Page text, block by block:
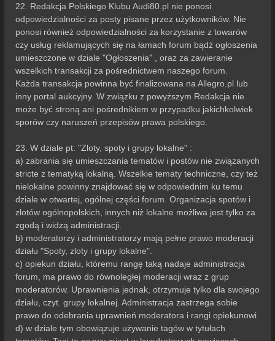
22. Redakcja Polskiego Klubu Audi80.pl nie ponosi
odpowiedzialności za posty pisane przez użytkowników. Nie
ponosi również odpowiedzialności za korzystanie z towarów
czy usług reklamujących się na łamach forum bądź ogłoszenia
umieszczone w dziale "Ogłoszenia" , oraz za zawieranie
wszelkich transakcji za pośrednictwem naszego forum.
Każda transakcja powinna być finalizowana na Allegro.pl lub
inny portal aukcyjny. W związku z powyższym Redakcja nie
może być stroną ani pośrednikiem w przypadku jakichkolwiek
sporów czy naruszeń przepisów prawa polskiego.
23. W dziale pt: "Zloty, spoty i grupy lokalne" :
a) zabrania się umieszczania tematów i postów nie związanych
stricte z tematyką lokalną. Wszelkie tematy techniczne, czy też
nielokalne powinny znajdować się w odpowiednim ku temu
dziale w otwartej, ogólnej części forum. Organizacja spotów i
zlotów ogólnopolskich, innych niż lokalne możliwa jest tylko za
zgodą i widzą administracji.
b) moderatorzy i administratorzy mają pełne prawo moderacji
działu "Spoty, zloty i grupy lokalne".
c) opiekun działu, któremu rangę taką nadaje administracja
forum, ma prawo do równoległej moderacji wraz z grup
moderatorów. Uprawnienia jednak, otrzymuje tylko dla swojego
działu, czyt. grupy lokalnej. Administracja zastrzega sobie
prawo do odebrania uprawnień moderatora i rangi opiekunowi.
d) w dziale tym obowiązuje używanie tagów w tytułach